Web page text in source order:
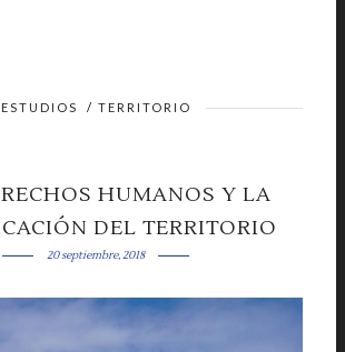
ESTUDIOS / TERRITORIO
HUMANOS Y LA
DEL TERRITORIO
20 septiembre, 2018